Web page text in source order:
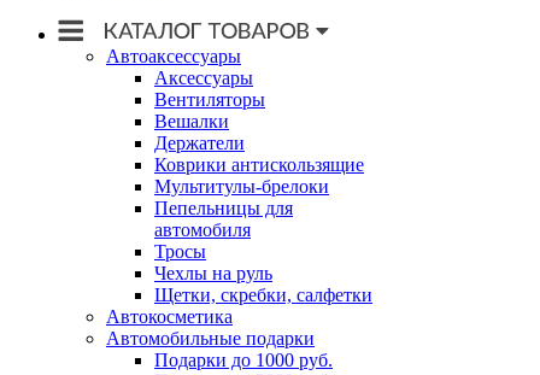
Автоаксессуары
Аксессуары
Вентиляторы
Вешалки
Держатели
Коврики антискользящие
Мультитулы-брелоки
Пепельницы для
автомобиля
Тросы
Чехлы на руль
Щетки, скребки, салфетки
Автокосметика
Автомобильные подарки
Подарки до 1000 руб.